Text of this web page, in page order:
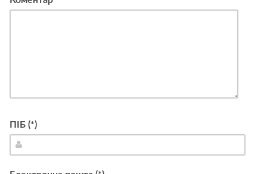
ПІБ (*)